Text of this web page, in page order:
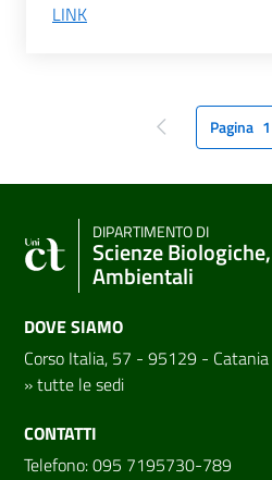
LINK
pagina precedente
Pagina 1
DIPARTIMENTO DI
Scienze
Ambientali
DOVE SIAMO
Corso Italia, 57 - 95129 - Catania
»tutte le sedi
CONTATTI
Telefono: 095 7195730-789